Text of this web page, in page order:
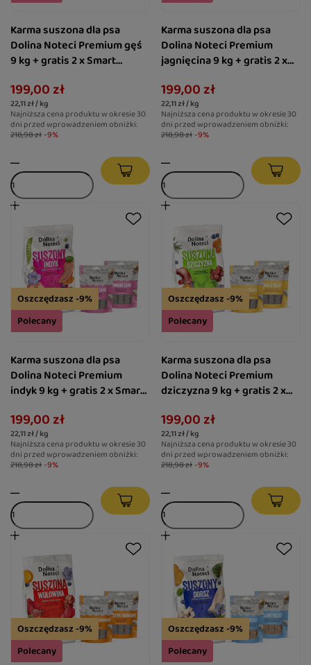
Karma suszona dla psa
Dolina Noteci Premium gęś
9 kg + gratis 2 x Smart
wspierające pamięć i
koncentrację
199,00 zł
22,11 zł / kg
Najniższa cena produktu w okresie 30
dni przed wprowadzeniem obniżki:
218,98 zł -9%
Karma suszona dla psa
Dolina Noteci Premium
jagnięcina 9 kg + gratis 2 x
dla psa ze skłonnościami do
alergii
199,00 zł
22,11 zł / kg
Najniższa cena produktu w okresie 30
dni przed wprowadzeniem obniżki:
218,98 zł -9%
Oszczędzasz -9%
Polecany
Karma suszona dla psa
Dolina Noteci Premium
indyk 9 kg + gratis 2 x Smart
wspierające odporność
199,00 zł
22,11 zł / kg
Najniższa cena produktu w okresie 30
dni przed wprowadzeniem obniżki:
218,98 zł -9%
Oszczędzasz -9%
Polecany
Karma suszona dla psa
Dolina Noteci Premium
dziczyzna 9 kg + gratis 2 x
wspierające redukcję stresu
199,00 zł
22,11 zł / kg
Najniższa cena produktu w okresie 30
dni przed wprowadzeniem obniżki:
218,98 zł -9%
Oszczędzasz -9%
Polecany
Oszczędzasz -9%
Polecany